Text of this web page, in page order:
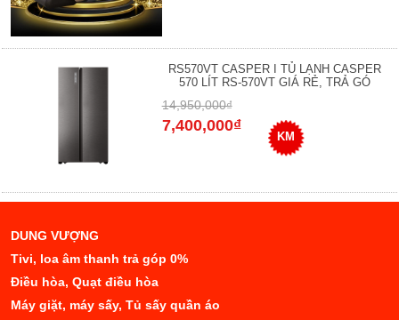
RS570VT CASPER I TỦ LẠNH CASPER
570 LÍT RS-570VT GIÁ RẺ, TRẢ GÓ
14,950,000₫
7,400,000₫
KM
DUNG VƯỢNG
Tivi, loa âm thanh trả góp 0%
Điều hòa, Quạt điều hòa
Máy giặt, máy sấy, Tủ sấy quần áo